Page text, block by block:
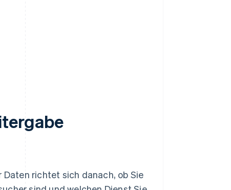
Daten richtet sich danach, ob Sie